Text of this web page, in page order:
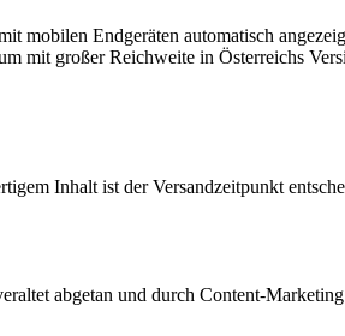
mobilen Endgeräten automatisch
mit großer Reichweite in Österreichs
Inhalt ist der Versandzeitpunkt
abgetan und durch Content-